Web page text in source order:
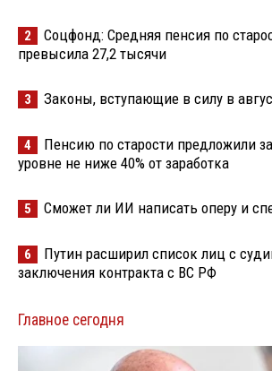
2
Соцфонд: Средняя пенсия по
превысила 27,2 тысячи
3 Законы, вступающие в силу в
4
Пенсию по старости предложили
уровне не ниже 40% от заработка
5 Сможет ли ИИ написать оперу и
6
Путин расширил список лиц с
заключения контракта с ВС РФ
Главное сегодня